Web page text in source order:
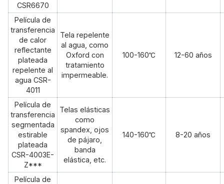
CSR6670
Película de
transferencia
de calor
reflectante
plateada
repelente al
agua CSR-
4011
Tela repelente
al agua, como
Oxford con
tratamiento
impermeable.
100-160℃ 12-60 años
Película de
transferencia
segmentada
estirable
plateada
CSR-4003E-
Z***
Telas elásticas
como
spandex, ojos
de pájaro,
banda
elástica, etc.
140-160℃ 8-20 años
Película de